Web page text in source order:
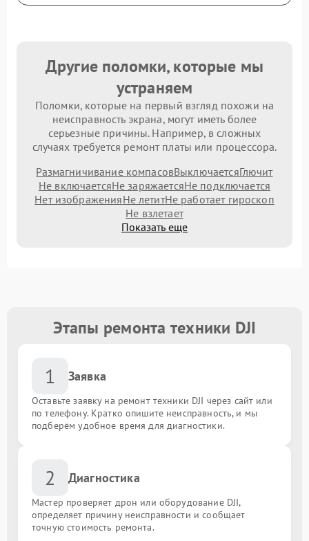
Другие поломки, которые мы
устраняем
Поломки, которые на первый взгляд похожи на
неисправность экрана, могут иметь более
серьезные причины. Например, в сложных
случаях требуется ремонт платы или процессора.
Размагничивание компасовВыключаетсяГлючит
Не включаетсяНе заряжаетсяНе подключается
Нет изображенияНе летитНе работает гироскоп
Не взлетает
Показать еще
Этапы ремонта техники DJI
1 Заявка
Оставьте заявку на ремонт техники DJI через сайт или
по телефону. Кратко опишите неисправность, и мы
подберём удобное время для диагностики.
2 Диагностика
Мастер проверяет дрон или оборудование DJI,
определяет причину неисправности и сообщает
точную стоимость ремонта.